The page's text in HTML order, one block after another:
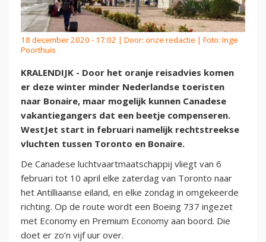
18 december 2020 - 17:02 | Door: onze redactie | Foto: Inge
Poorthuis
KRALENDIJK - Door het oranje reisadvies komen
er deze winter minder Nederlandse toeristen
naar Bonaire, maar mogelijk kunnen Canadese
vakantiegangers dat een beetje compenseren.
WestJet start in februari namelijk rechtstreekse
vluchten tussen Toronto en Bonaire.
De Canadese luchtvaartmaatschappij vliegt van 6
februari tot 10 april elke zaterdag van Toronto naar
het Antilliaanse eiland, en elke zondag in omgekeerde
richting. Op de route wordt een Boeing 737 ingezet
met Economy en Premium Economy aan boord. Die
doet er zo’n vijf uur over.